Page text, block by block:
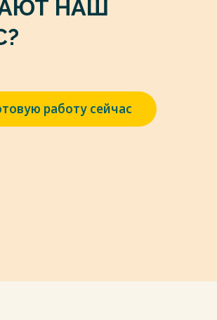
(дата обращения: 05.01.2023).
от 18.06.2001 № 78 – ФЗ (ред. от
– Режим доступа: http://
закон «О переводе земель или
от 21.12.2004 № 172-ФЗ (ред. от
(дата обращения:
24.07.2002 №101-ФЗ (с изм. и доп.,
закон «Об охране окружающей
– Режим доступа: http://
Правительства РФ от 09.04.2022 №
НАШ
работу сейчас